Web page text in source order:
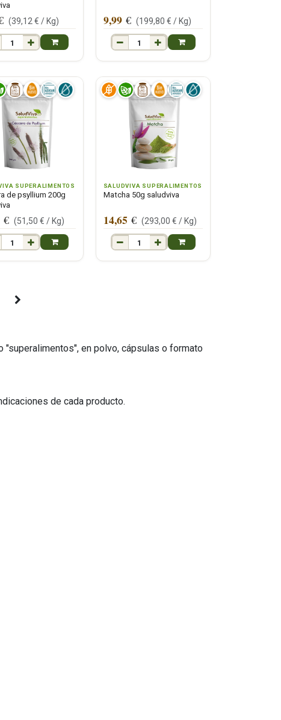
(39,12 € / Kg) 9,99€ (199,80 € / Kg)
SUPERALIMENTOS
de psyllium 200g
€ (51,50 € / Kg)
SALUDVIVA SUPERALIMENTOS
Matcha 50g saludviva
14,65€ (293,00 € / Kg)
en polvo, cápsulas o formato
de cada producto.